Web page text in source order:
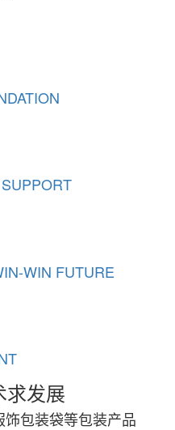
WIN FUTURE
求发展
饰包装袋等包装产品